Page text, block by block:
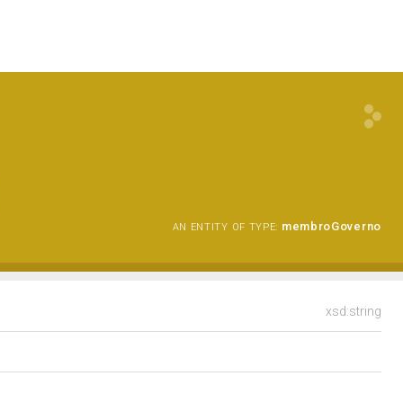
AN ENTITY OF TYPE: membroGoverno
xsd:string